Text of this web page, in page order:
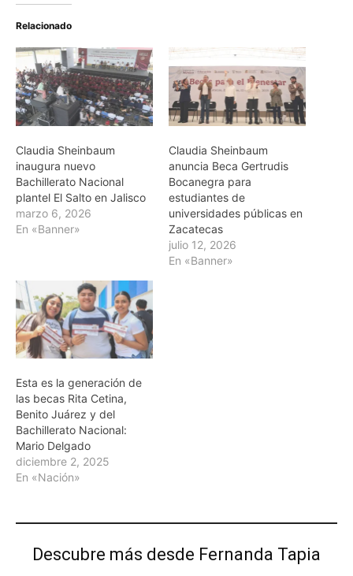
Relacionado
Claudia Sheinbaum
inaugura nuevo
Bachillerato Nacional
plantel El Salto en Jalisco
marzo 6, 2026
En «Banner»
Claudia Sheinbaum
anuncia Beca Gertrudis
Bocanegra para
estudiantes de
universidades públicas en
Zacatecas
julio 12, 2026
En «Banner»
Esta es la generación de
las becas Rita Cetina,
Benito Juárez y del
Bachillerato Nacional:
Mario Delgado
diciembre 2, 2025
En «Nación»
Descubre más desde Fernanda Tapia